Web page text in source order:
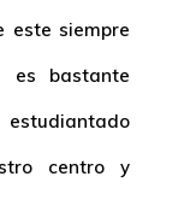
este siempre
es bastante
centro y